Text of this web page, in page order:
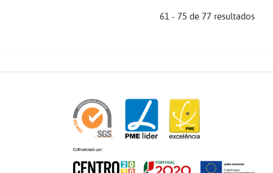
61 - 75 de 77 resultados